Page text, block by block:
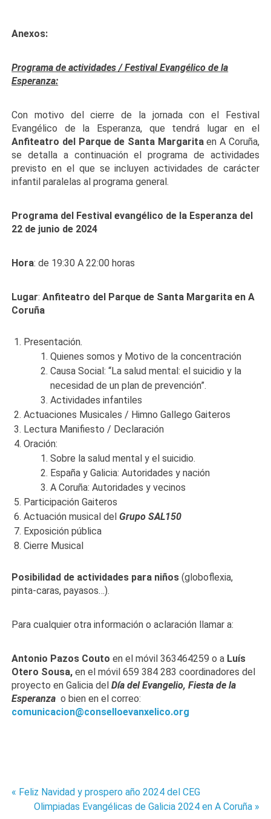
Anexos:
Programa de actividades / Festival Evangélico de la
Esperanza:
Con motivo del cierre de la jornada con el Festival
Evangélico de la Esperanza, que tendrá lugar en el
Anfiteatro del Parque de Santa Margaritaen A Coruña,
se detalla a continuación el programa de actividades
previsto en el que se incluyen actividades de carácter
infantil paralelas al programa general.
Programa del Festival evangélico de la Esperanza del
22 de junio de 2024
Hora: de 19:30 A 22:00 horas
Lugar:Anfiteatro del Parque de Santa Margarita en A
Coruña
Presentación.
Quienes somos y Motivo de la concentración
Causa Social: “La salud mental: el suicidio y la
necesidad de un plan de prevención”.
Actividades infantiles
Actuaciones Musicales / Himno Gallego Gaiteros
Lectura Manifiesto / Declaración
Oración:
Sobre la salud mental y el suicidio.
España y Galicia: Autoridades y nación
A Coruña: Autoridades y vecinos
Participación Gaiteros
Actuación musical delGrupo SAL150
Exposición pública
Cierre Musical
Posibilidad de actividades para niños(globoflexia,
pinta-caras, payasos…).
Para cualquier otra información o aclaración llamar a:
Antonio Pazos Coutoen el móvil 363464259 o a Luís
Otero Sousa, en el móvil659 384 283coordinadores del
proyecto enGalicia delDía del Evangelio, Fiesta de la
Esperanza o bien en el correo:
comunicacion@conselloevanxelico.org
Navegación
« Feliz Navidad y prospero año 2024 del CEG
Olimpiadas Evangélicas de Galicia 2024 en A Coruña »